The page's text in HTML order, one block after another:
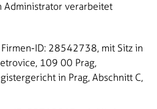
Administrator verarbeitet
Firmen-ID: 28542738, mit Sitz in
109 00 Prag,
in Prag, Abschnitt C,